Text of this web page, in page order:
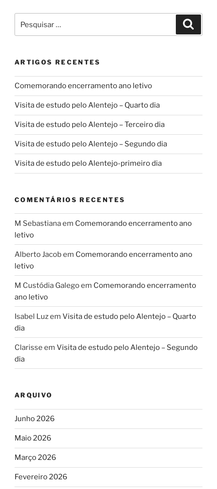
por:
ARTIGOS RECENTES
Comemorando encerramento ano letivo
Visita de estudo pelo Alentejo – Quarto dia
Visita de estudo pelo Alentejo – Terceiro dia
Visita de estudo pelo Alentejo – Segundo dia
Visita de estudo pelo Alentejo-primeiro dia
COMENTÁRIOS RECENTES
M Sebastianaem Comemorando encerramento ano
letivo
Alberto Jacobem Comemorando encerramento ano
letivo
M Custódia Galegoem Comemorando encerramento
ano letivo
Isabel Luzem Visita de estudo pelo Alentejo – Quarto
dia
Clarisse em Visita de estudo pelo Alentejo – Segundo
dia
ARQUIVO
Junho 2026
Maio 2026
Março 2026
Fevereiro 2026